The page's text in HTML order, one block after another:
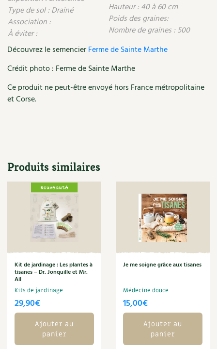
Soins et cosmétiques au naturel
Société et alternatives
Vivre l’écologie
Protéger la nature
Actions pour la planète
Les 4 saisons
Archives
Carnets de saison
Compléments
Dossier4 saisons
Actualités
Vidéos et podcasts
Conseils vidéo des4 saisons
Type de sol : Drainé
Association :
À éviter :
Hauteur : 40 à 60 cm
Poids des graines:
Nombre de graines : 500
Découvrez le semencierFerme de Sainte Marthe
Crédit photo : Ferme de Sainte Marthe
Ce produit ne peut-être envoyé hors France métropolitaine
et Corse.
Produits similaires
Kit de jardinage : Les plantes à
tisanes – Dr. Jonquille et Mr.
Ail
Kits de jardinage
29,90€
Ajouter au
panier
Je me soigne grâce aux tisanes
Médecine douce
15,00€
Ajouter au
panier